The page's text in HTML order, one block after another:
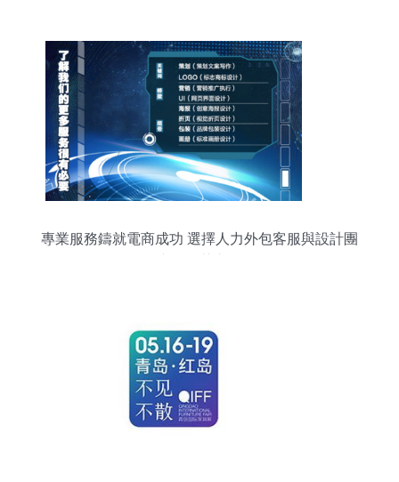
專業服務鑄就電商成功 選擇人力外包客服與設計團